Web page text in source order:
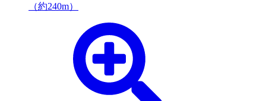
（約240m）